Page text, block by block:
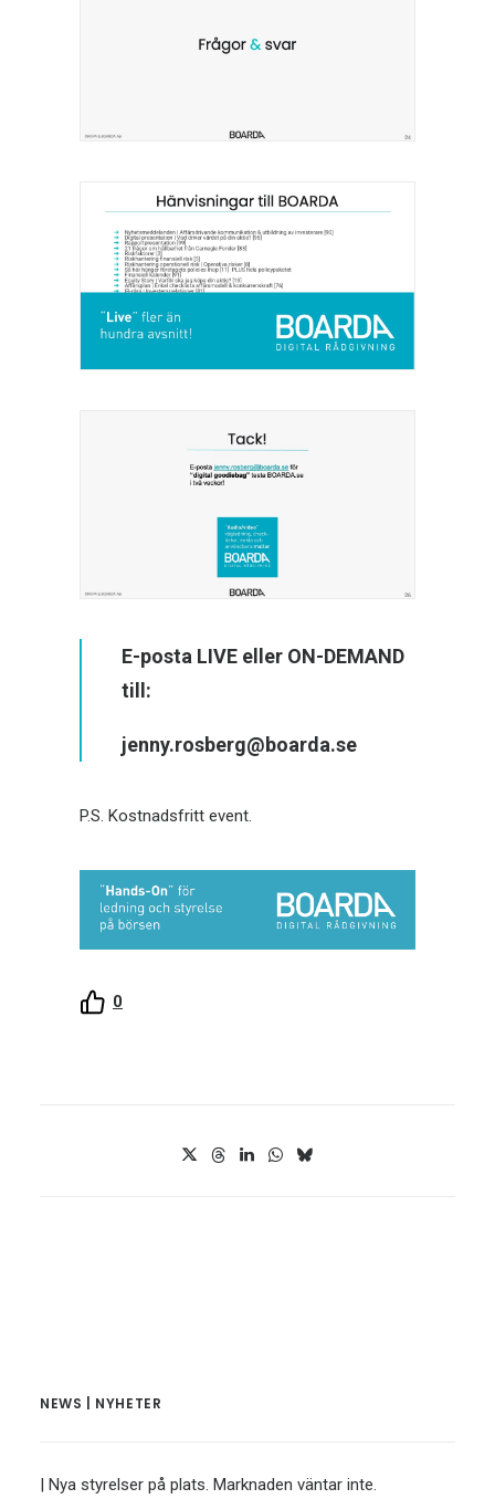
E-posta LIVE eller ON-DEMAND
till:
jenny.rosberg@boarda.se
P.S. Kostnadsfritt event.
0
NEWS | NYHETER
| Nya styrelser på plats. Marknaden väntar inte.